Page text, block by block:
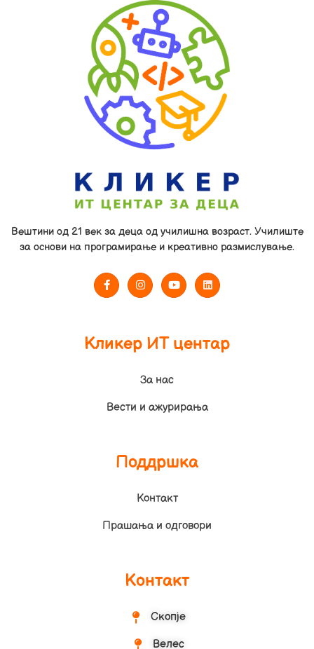
Вештини од 21 век за деца од училишна возраст. Училиште
за основи на програмирање и креативно размислување.
Кликер ИТ центар
За нас
Вести и ажурирања
Поддршка
Контакт
Прашања и одговори
Контакт
Скопје
Велес